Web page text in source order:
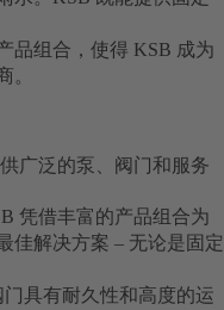
品组合，使得 KSB 成为
。
广泛的泵、阀门和服务
凭借丰富的产品组合为
佳解决方案 – 无论是固定
具有耐久性和高度的运